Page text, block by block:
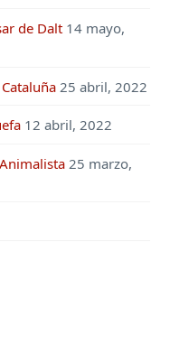
de Dalt 14 mayo,
25 abril, 2022
12 abril, 2022
25 marzo,